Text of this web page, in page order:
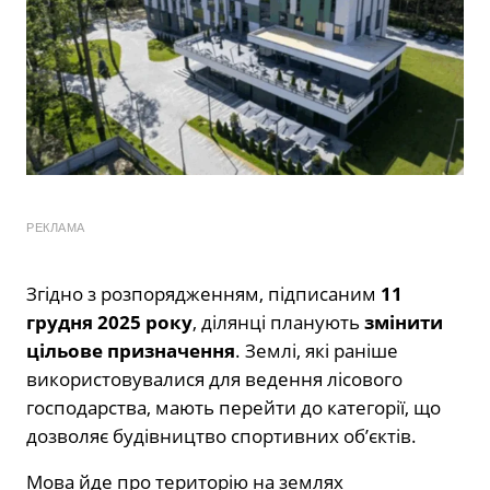
РЕКЛАМА
Згідно з розпорядженням, підписаним 11
грудня 2025 року, ділянці планують змінити
цільове призначення. Землі, які раніше
використовувалися для ведення лісового
господарства, мають перейти до категорії, що
дозволяє будівництво спортивних об’єктів.
Мова йде про територію на землях